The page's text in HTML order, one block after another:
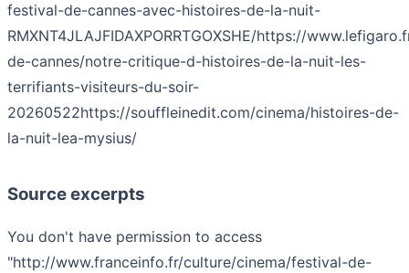
festival-de-cannes-avec-histoires-de-la-nuit-
RMXNT4JLAJFIDAXPORRTGOXSHE/https://
de-cannes/notre-critique-d-histoires-de-la-nuit-les-
terrifiants-visiteurs-du-soir-
20260522https://souffleinedit.com/cinema/histoires-de-
la-nuit-lea-mysius/
Source excerpts
You don't have permission to access
"http://www.franceinfo.fr/culture/cinema/festival-de-